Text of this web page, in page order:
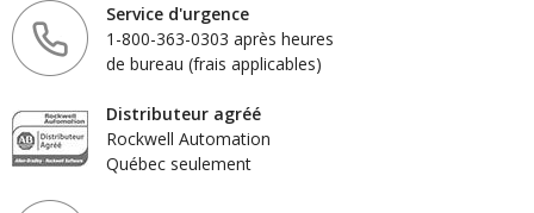
Service d'urgence
1-800-363-0303 après heures
de bureau (frais applicables)
Distributeur agréé
Rockwell Automation
Québec seulement